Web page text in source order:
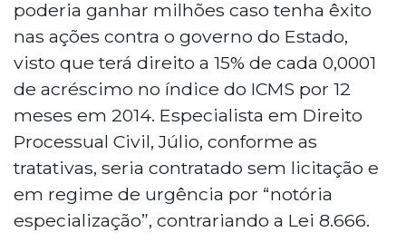
poderia ganhar milhões caso tenha êxito
nas ações contra o governo do Estado,
visto que terá direito a 15% de cada 0,0001
de acréscimo no índice do ICMS por 12
meses em 2014. Especialista em Direito
Processual Civil, Júlio, conforme as
tratativas, seria contratado sem licitação e
em regime de urgência por “notória
especialização”, contrariando a Lei 8.666.